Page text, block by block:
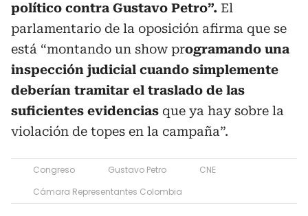
político contra Gustavo Petro”. El
parlamentario de la oposición afirma que se
está “montando un show programando una
inspección judicial cuando simplemente
deberían tramitar el traslado de las
suficientes evidencias que ya hay sobre la
violación de topes en la campaña”.
Congreso Gustavo Petro
CNE
Cámara Representantes Colombia